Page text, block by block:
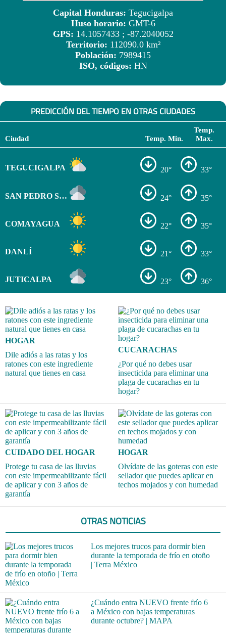
Capital Honduras: Tegucigalpa
Huso horario: GMT-6
GPS: 14.1057433 ; -87.2040052
Territorio: 112090.0 km²
Población: 7989415
ISO, códigos: HN
PREDICCIÓN DEL TIEMPO EN OTRAS CIUDADES
Ciudad Temp. Min.
Temp.
Max.
TEGUCIGALPA 20° 33°
SAN PEDRO SULA 24° 35°
COMAYAGUA 22° 35°
DANLÍ 21° 33°
JUTICALPA 23° 36°
HOGAR
Dile adiós a las ratas y los
ratones con este ingrediente
natural que tienes en casa
CUCARACHAS
¿Por qué no debes usar
insecticida para eliminar una
plaga de cucarachas en tu
hogar?
CUIDADO DEL HOGAR
Protege tu casa de las lluvias
con este impermeabilizante fácil
de aplicar y con 3 años de
garantía
HOGAR
Olvídate de las goteras con este
sellador que puedes aplicar en
techos mojados y con humedad
OTRAS NOTICIAS
Los mejores trucos para dormir bien
durante la temporada de frío en otoño
| Terra México
¿Cuándo entra NUEVO frente frío 6
a México con bajas temperaturas
durante octubre? | MAPA